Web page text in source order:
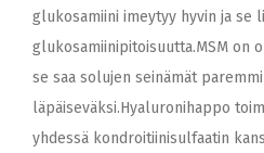
glukosamiini imeytyy hyvin ja se
glukosamiinipitoisuutta.MSM on
se saa solujen seinämät
läpäiseväksi.Hyaluronihappo
yhdessä kondroitiinisulfaatin